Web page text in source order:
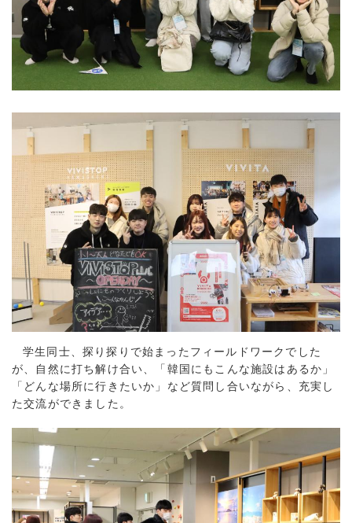
学生同士、探り探りで始まったフィールドワークでした
が、自然に打ち解け合い、「韓国にもこんな施設はあるか」
「どんな場所に行きたいか」など質問し合いながら、充実し
た交流ができました。